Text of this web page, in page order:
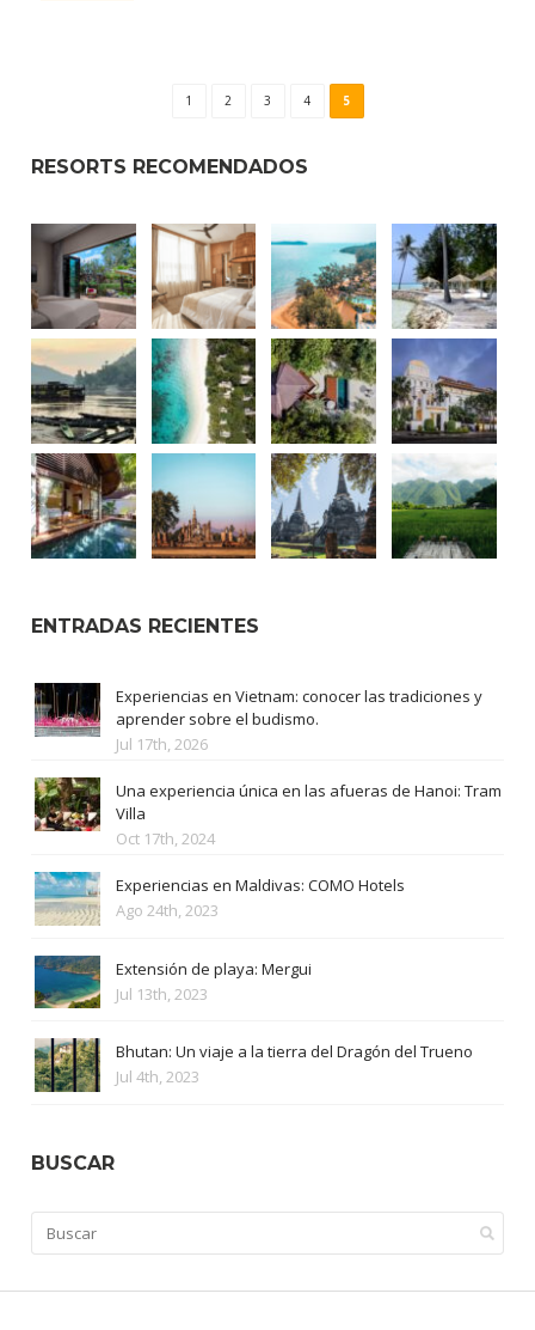
1 2 3 4 5
RESORTS RECOMENDADOS
ENTRADAS RECIENTES
Experiencias en Vietnam: conocer las tradiciones y
aprender sobre el budismo.
Jul 17th, 2026
Una experiencia única en las afueras de Hanoi: Tram
Villa
Oct 17th, 2024
Experiencias en Maldivas: COMO Hotels
Ago 24th, 2023
Extensión de playa: Mergui
Jul 13th, 2023
Bhutan: Un viaje a la tierra del Dragón del Trueno
Jul 4th, 2023
BUSCAR